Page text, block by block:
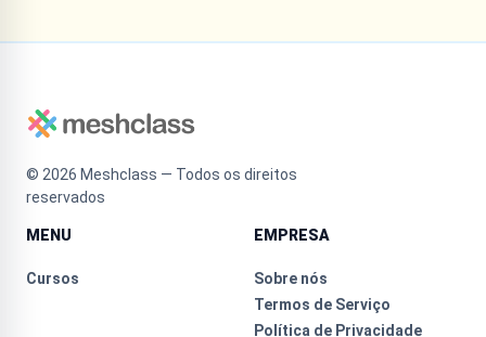
© 2026 Meshclass — Todos os direitos
reservados
MENU
Cursos
EMPRESA
Sobre nós
Termos de Serviço
Política de Privacidade